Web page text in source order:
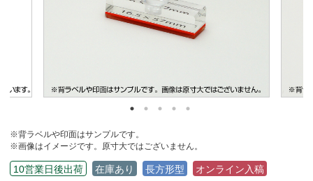
※背ラベルや印面はサンプルです。
※画像はイメージです。原寸大ではございません。
10営業日後出荷 在庫あり 長方形型 オンライン入稿